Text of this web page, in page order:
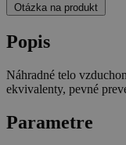
Otázka na produkt
Popis
Náhradné telo
ekvivalenty, pevné
Parametre